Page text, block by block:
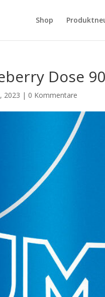
Shop
Dose
2023 | 0 Kommentare